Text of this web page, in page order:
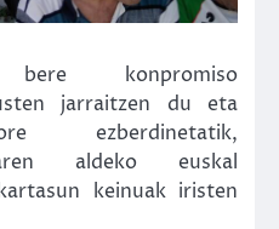
konpromiso
jarraitzen du eta
ezberdinetatik,
aldeko euskal
keinuak iristen